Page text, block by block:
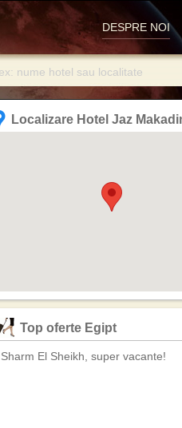
DESPRE NOI
Localizare Hotel Jaz
Top oferte Egipt
Sharm El Sheikh, super vacante!